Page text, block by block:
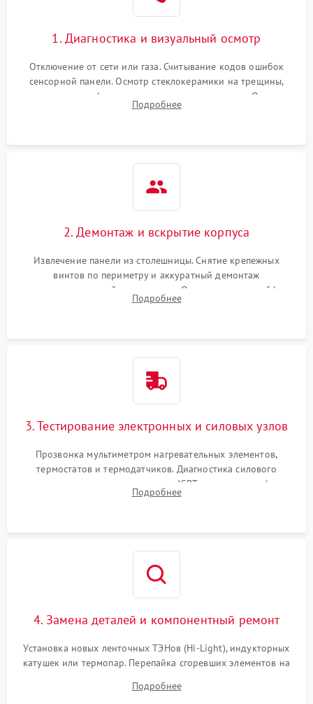
1. Диагностика и визуальный осмотр
Отключение от сети или газа. Считывание кодов ошибок
сенсорной панели. Осмотр стеклокерамики на трещины,
проверка конфорок на равномерность нагрева. Опрос
клиента о симптомах (не включается, не видит посуду,
Подробнее
2. Демонтаж и вскрытие корпуса
Извлечение панели из столешницы. Снятие крепежных
винтов по периметру и аккуратный демонтаж
стеклокерамической поверхности. Отсоединение шлейфов
сенсорного блока для доступа к силовым платам, катушкам
Подробнее
3. Тестирование электронных и силовых узлов
Прозвонка мультиметром нагревательных элементов,
термостатов и термодатчиков. Диагностика силового
модуля, реле, диодных мостов и IGBT-транзисторов (для
индукции). Проверка кранов и газ-контроля (для газовых
Подробнее
4. Замена деталей и компонентный ремонт
Установка новых ленточных ТЭНов (Hi-Light), индукторных
катушек или термопар. Перепайка сгоревших элементов на
дорожек. Очистка контактов и замена поврежденной
Подробнее